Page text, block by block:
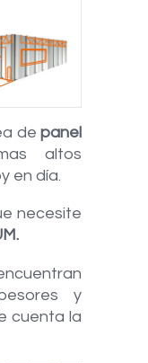
de panel
altos
en día.
necesite
y
cuenta la